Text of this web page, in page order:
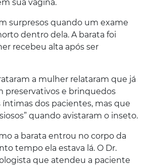
sua vagina.
surpresos quando um exame
dentro dela. A barata foi
recebeu alta após ser
a mulher relataram que já
preservativos e brinquedos
íntimas dos pacientes, mas que
quando avistaram o inseto.
a barata entrou no corpo da
tempo ela estava lá. O Dr.
que atendeu a paciente